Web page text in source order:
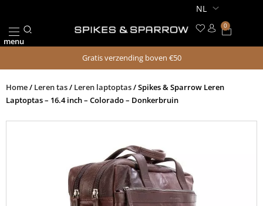
de
inhoud
menu
0
Gratis verzending boven €50
Home/ Leren tas/ Leren laptoptas/ Spikes & Sparrow Leren
Laptoptas – 16.4 inch – Colorado – Donkerbruin